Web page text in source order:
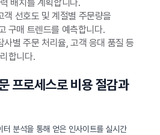
배치를 계획합니다.
객 선호도 및 계절별 주문량을
구매 트렌드를 예측합니다.
사별 주문 처리율, 고객 응대 품질 등
합니다.
프로세스로 비용 절감과
분석을 통해 얻은 인사이트를 실시간